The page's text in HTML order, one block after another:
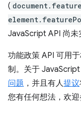
(
JavaScript API 尚未
功能政策 API 可用
制。关于
问题 ，并且有人提议
您有任何想法，欢迎